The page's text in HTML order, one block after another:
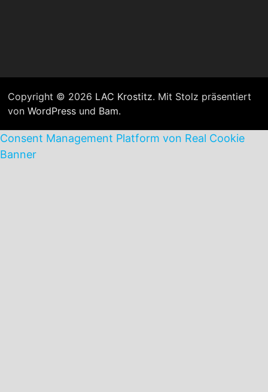
Copyright © 2026 LAC Krostitz. Mit Stolz präsentiert
von WordPressund Bam.
Consent Management Platform von Real Cookie
Banner